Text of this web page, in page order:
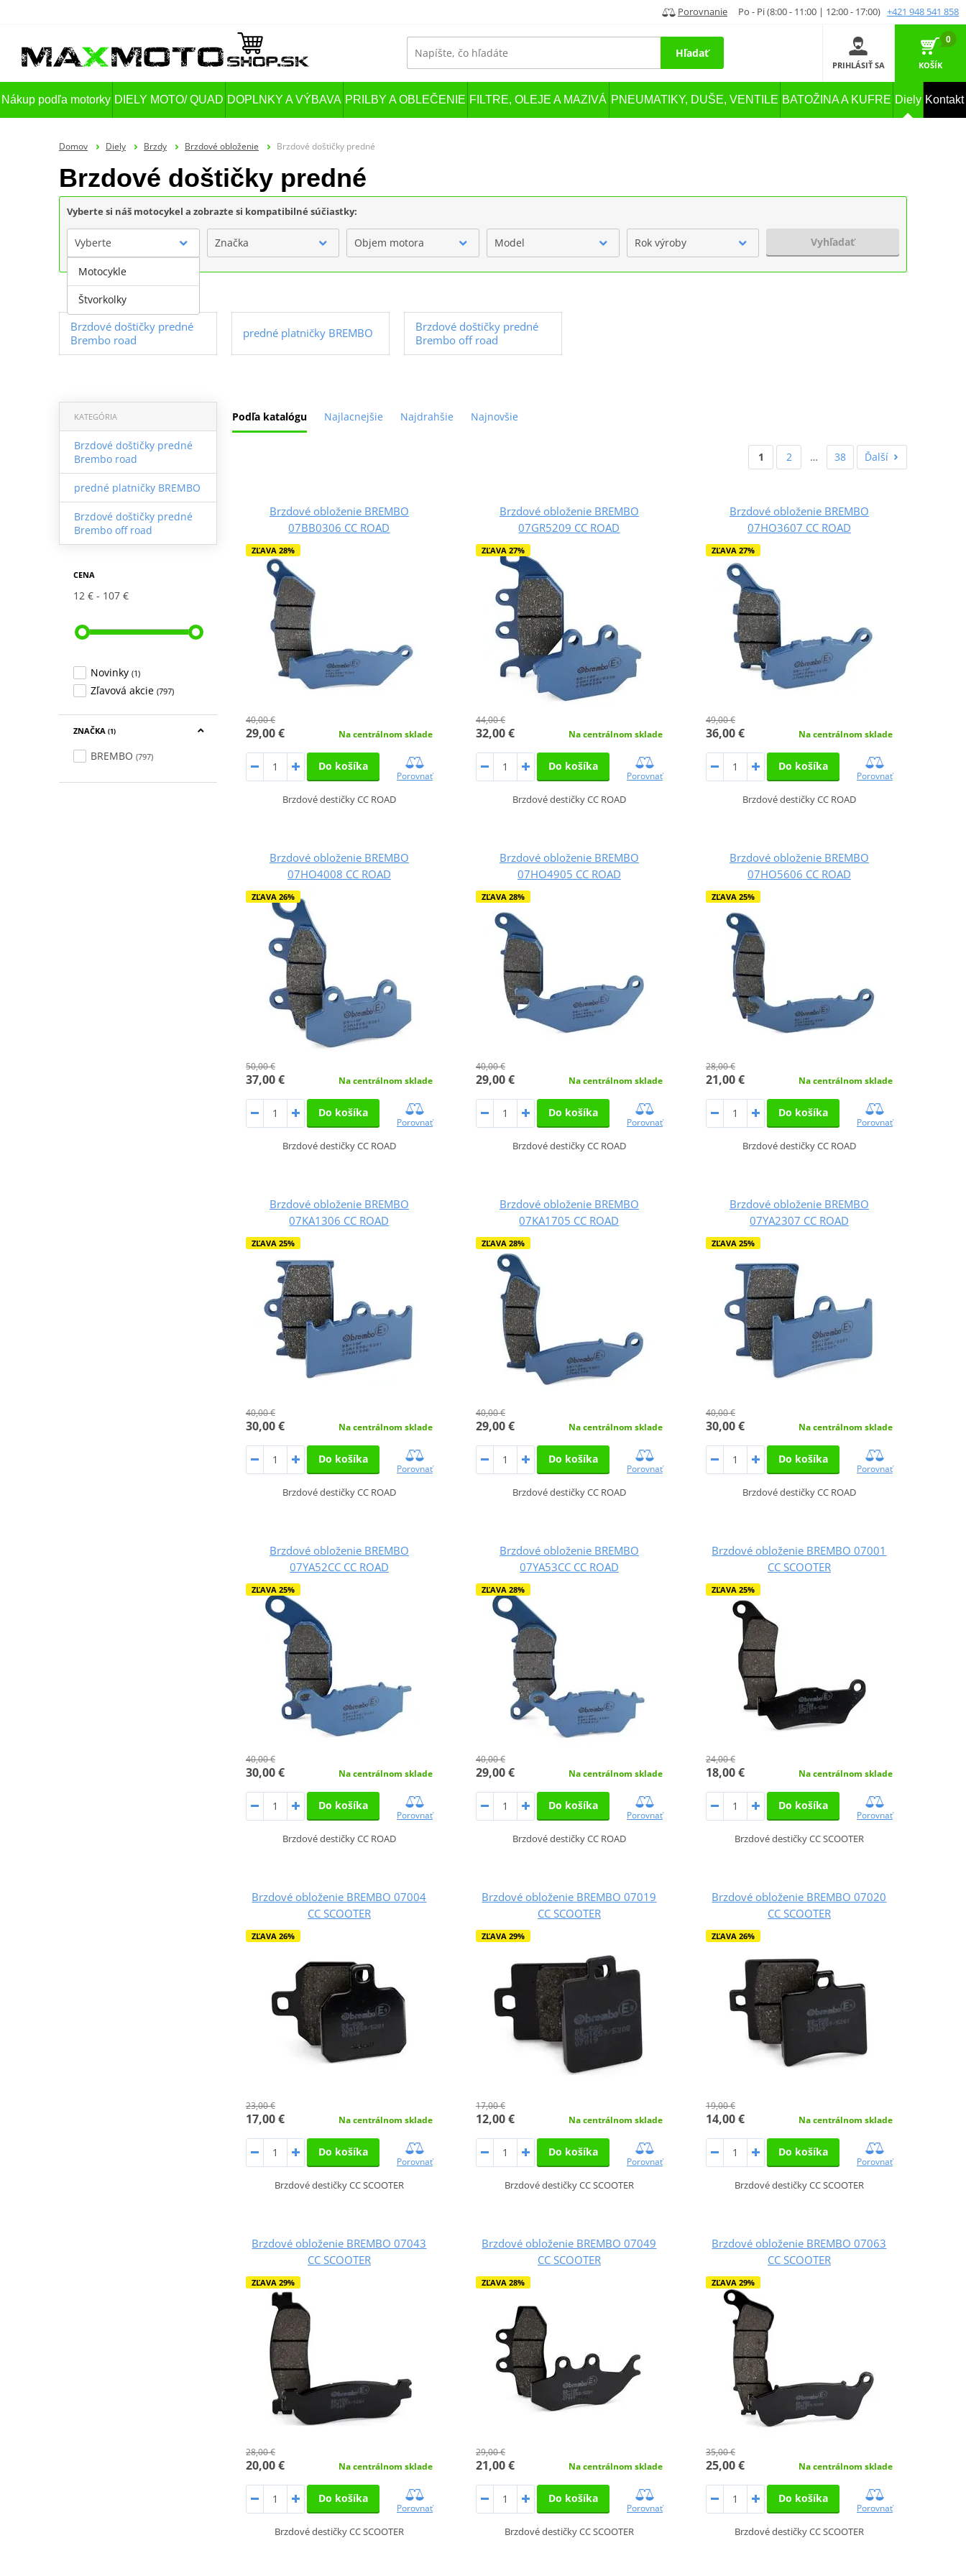
Porovnanie Po - Pi (8:00 - 11:00 | 12:00 - 17:00) +421 948 541 858
Hľadať
PRIHLÁSIŤ SA
0
KOŠÍK
Nákup podľa motorky DIELY MOTO/ QUAD DOPLNKY A VÝBAVA PRILBY A OBLEČENIE FILTRE, OLEJE A MAZIVÁ PNEUMATIKY, DUŠE, VENTILE BATOŽINA A KUFRE Diely Kontakt
Domov Diely Brzdy Brzdové obloženie Brzdové doštičky predné
Brzdové doštičky predné
Vyberte si náš motocykel a zobrazte si kompatibilné súčiastky:
Vyberte Značka Objem motora Model Rok výroby Vyhľadať
Brzdové doštičky predné
Brembo road
predné platničky BREMBO
Brzdové doštičky predné
Brembo off road
Podľa katalógu Najlacnejšie Najdrahšie Najnovšie
KATEGÓRIA
Brzdové doštičky predné
Brembo road
predné platničky BREMBO
Brzdové doštičky predné
Brembo off road
CENA
12 € 107 €
Novinky (1)
Zľavová akcie (797)
ZNAČKA (1)
BREMBO (797)
1 2 … 38 Ďalší
Brzdové obloženie BREMBO
07BB0306 CC ROAD
ZĽAVA 28%
40,00 €
29,00 € Na centrálnom sklade
Do košíka
Porovnať
Brzdové destičky CC ROAD
Brzdové obloženie BREMBO
07GR5209 CC ROAD
ZĽAVA 27%
44,00 €
32,00 € Na centrálnom sklade
Do košíka
Porovnať
Brzdové destičky CC ROAD
Brzdové obloženie BREMBO
07HO3607 CC ROAD
ZĽAVA 27%
49,00 €
36,00 € Na centrálnom sklade
Do košíka
Porovnať
Brzdové destičky CC ROAD
Brzdové obloženie BREMBO
07HO4008 CC ROAD
ZĽAVA 26%
50,00 €
37,00 € Na centrálnom sklade
Do košíka
Porovnať
Brzdové destičky CC ROAD
Brzdové obloženie BREMBO
07HO4905 CC ROAD
ZĽAVA 28%
40,00 €
29,00 € Na centrálnom sklade
Do košíka
Porovnať
Brzdové destičky CC ROAD
Brzdové obloženie BREMBO
07HO5606 CC ROAD
ZĽAVA 25%
28,00 €
21,00 € Na centrálnom sklade
Do košíka
Porovnať
Brzdové destičky CC ROAD
Brzdové obloženie BREMBO
07KA1306 CC ROAD
ZĽAVA 25%
40,00 €
30,00 € Na centrálnom sklade
Do košíka
Porovnať
Brzdové destičky CC ROAD
Brzdové obloženie BREMBO
07KA1705 CC ROAD
ZĽAVA 28%
40,00 €
29,00 € Na centrálnom sklade
Do košíka
Porovnať
Brzdové destičky CC ROAD
Brzdové obloženie BREMBO
07YA2307 CC ROAD
ZĽAVA 25%
40,00 €
30,00 € Na centrálnom sklade
Do košíka
Porovnať
Brzdové destičky CC ROAD
Brzdové obloženie BREMBO
07YA52CC CC ROAD
ZĽAVA 25%
40,00 €
30,00 € Na centrálnom sklade
Do košíka
Porovnať
Brzdové destičky CC ROAD
Brzdové obloženie BREMBO
07YA53CC CC ROAD
ZĽAVA 28%
40,00 €
29,00 € Na centrálnom sklade
Do košíka
Porovnať
Brzdové destičky CC ROAD
Brzdové obloženie BREMBO 07001
CC SCOOTER
ZĽAVA 25%
24,00 €
18,00 € Na centrálnom sklade
Do košíka
Porovnať
Brzdové destičky CC SCOOTER
Brzdové obloženie BREMBO 07004
CC SCOOTER
ZĽAVA 26%
23,00 €
17,00 € Na centrálnom sklade
Do košíka
Porovnať
Brzdové destičky CC SCOOTER
Brzdové obloženie BREMBO 07019
CC SCOOTER
ZĽAVA 29%
17,00 €
12,00 € Na centrálnom sklade
Do košíka
Porovnať
Brzdové destičky CC SCOOTER
Brzdové obloženie BREMBO 07020
CC SCOOTER
ZĽAVA 26%
19,00 €
14,00 € Na centrálnom sklade
Do košíka
Porovnať
Brzdové destičky CC SCOOTER
Brzdové obloženie BREMBO 07043
CC SCOOTER
ZĽAVA 29%
28,00 €
20,00 € Na centrálnom sklade
Do košíka
Porovnať
Brzdové destičky CC SCOOTER
Brzdové obloženie BREMBO 07049
CC SCOOTER
ZĽAVA 28%
29,00 €
21,00 € Na centrálnom sklade
Do košíka
Porovnať
Brzdové destičky CC SCOOTER
Brzdové obloženie BREMBO 07063
CC SCOOTER
ZĽAVA 29%
35,00 €
25,00 € Na centrálnom sklade
Do košíka
Porovnať
Brzdové destičky CC SCOOTER
Motocykle
Štvorkolky